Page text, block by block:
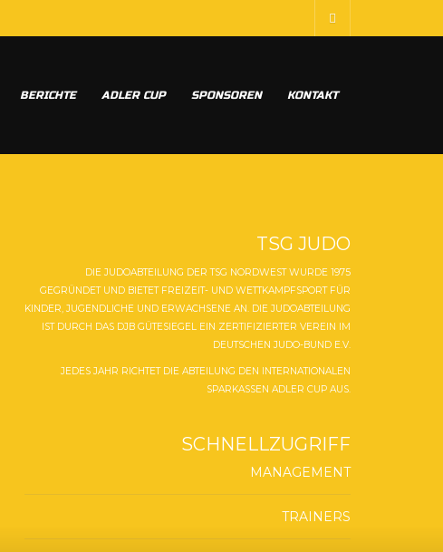
BERICHTE ADLER CUP SPONSOREN KONTAKT
TSG JUDO
DIE JUDOABTEILUNG DER TSG NORDWEST WURDE 1975
GEGRÜNDET UND BIETET FREIZEIT- UND WETTKAMPFSPORT FÜR
KINDER, JUGENDLICHE UND ERWACHSENE AN. DIE JUDOABTEILUNG
IST DURCH DAS DJB GÜTESIEGEL EIN ZERTIFIZIERTER VEREIN IM
DEUTSCHEN JUDO-BUND E.V.
JEDES JAHR RICHTET DIE ABTEILUNG DEN INTERNATIONALEN
SPARKASSEN ADLER CUP AUS.
SCHNELLZUGRIFF
MANAGEMENT
TRAINERS